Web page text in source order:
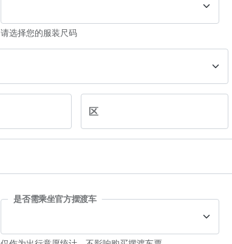
请选择您的服装尺码
区
是否需乘坐官方摆渡车